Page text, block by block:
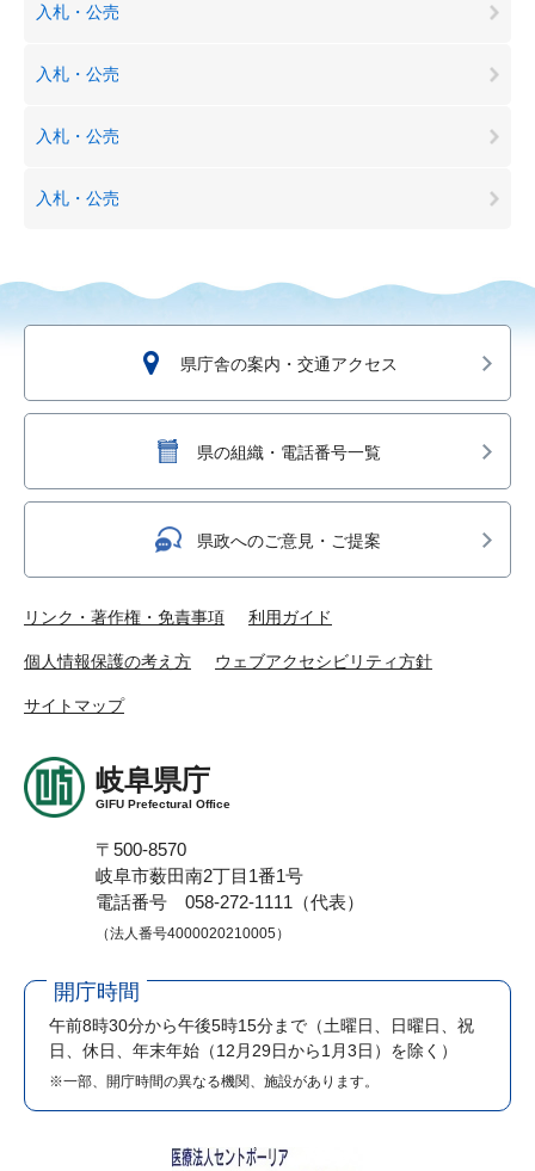
入札・公売
入札・公売
入札・公売
入札・公売
県庁舎の案内・交通アクセス
県の組織・電話番号一覧
県政へのご意見・ご提案
リンク・著作権・免責事項 利用ガイド
個人情報保護の考え方 ウェブアクセシビリティ方針
サイトマップ
岐阜県庁
GIFU Prefectural Office
〒500-8570
岐阜市薮田南2丁目1番1号
電話番号 058-272-1111（代表）
（法人番号4000020210005）
開庁時間
午前8時30分から午後5時15分まで （土曜日、日曜日、祝
日、休日、年末年始（12月29日から1月3日）を除く）
※一部、開庁時間の異なる機関、施設があります。